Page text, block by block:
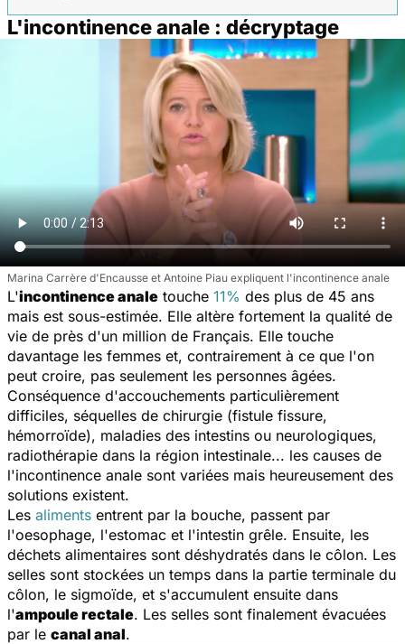
L'incontinence anale : décryptage
Marina Carrère d'Encausse et Antoine Piau expliquent l'incontinence anale
L'incontinence anale touche 11% des plus de 45 ans
mais est sous-estimée. Elle altère fortement la qualité de
vie de près d'un million de Français. Elle touche
davantage les femmes et, contrairement à ce que l'on
peut croire, pas seulement les personnes âgées.
Conséquence d'accouchements particulièrement
difficiles, séquelles de chirurgie (fistule fissure,
hémorroïde), maladies des intestins ou neurologiques,
radiothérapie dans la région intestinale... les causes de
l'incontinence anale sont variées mais heureusement des
solutions existent.
Les aliments entrent par la bouche, passent par
l'oesophage, l'estomac et l'intestin grêle. Ensuite, les
déchets alimentaires sont déshydratés dans le côlon. Les
selles sont stockées un temps dans la partie terminale du
côlon, le sigmoïde, et s'accumulent ensuite dans
l'ampoule rectale. Les selles sont finalement évacuées
par le canal anal.